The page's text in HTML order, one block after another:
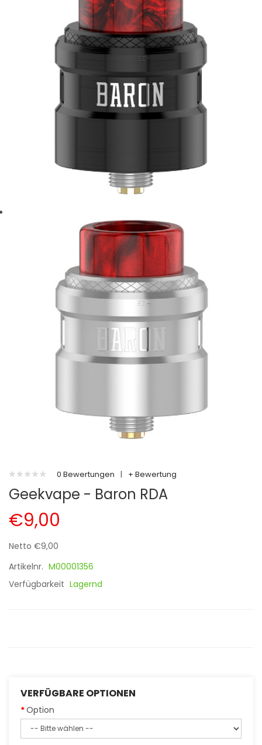
0 Bewertungen | + Bewertung
Geekvape - Baron RDA
€9,00
Netto €9,00
Artikelnr. M00001356
Verfügbarkeit Lagernd
VERFÜGBARE OPTIONEN
Option